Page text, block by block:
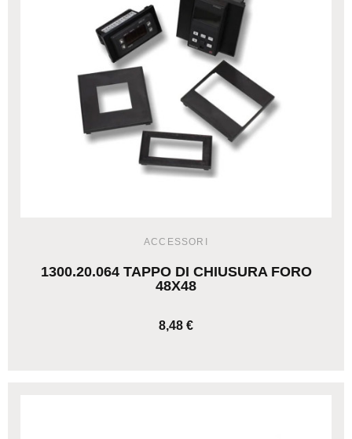
ACCESSORI
1300.20.064 TAPPO DI CHIUSURA FORO
48X48
8,48 €
AGGIUNGI AL CARRELLO